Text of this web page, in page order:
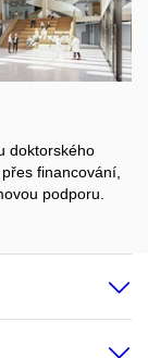
doktorského
financování,
podporu.